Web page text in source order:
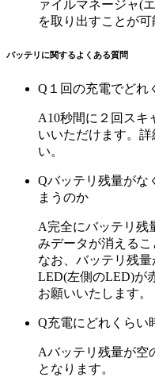
ァイルマネージャ(
を取り出すことが可
バッテリに関するよくある質問
Q １回の充電でどれ
A10秒間に２回スキ
いいただけます。詳
い。
Qバッテリ残量がな
まうのか
A完全にバッテリ残
みデータが消えるこ
なお、バッテリ残
LED(左側のLED)が
お願いいたします。
Q充電にどれくらい
Aバッテリ残量が空
となります。